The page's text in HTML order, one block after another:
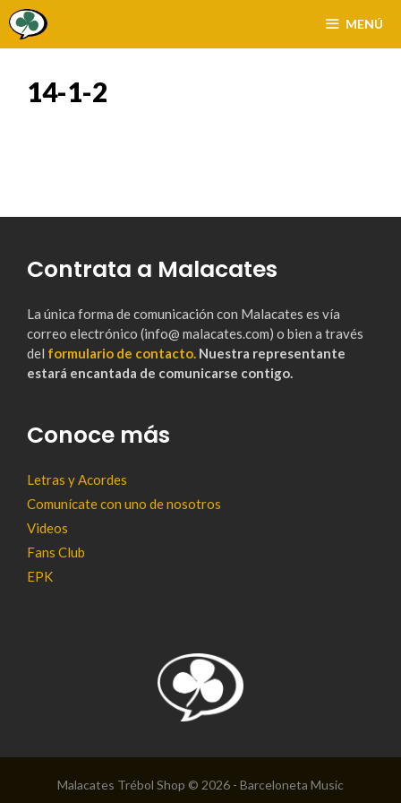
Saltar
MENÚ
14-1-2
Contrata a Malacates
La única forma de comunicación con Malacates es vía
correo electrónico (info@ malacates.com) o bien a través
del formulario de contacto. Nuestra representante
estará encantada de comunicarse contigo.
Conoce más
Letras y Acordes
Comunícate con uno de nosotros
Videos
Fans Club
EPK
Malacates Trébol Shop © 2026 - Barceloneta Music